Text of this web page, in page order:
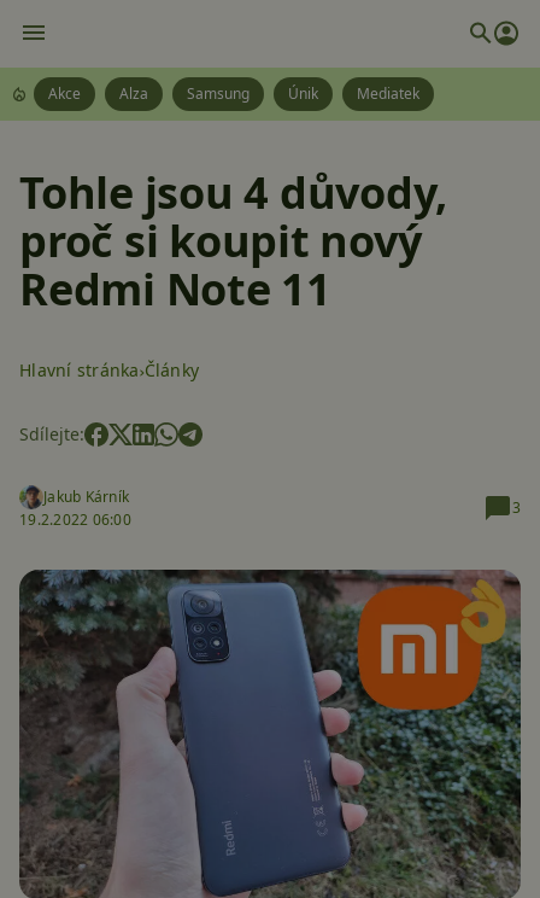
Akce Alza Samsung Únik Mediatek
Tohle jsou 4 důvody,
proč si koupit nový
Redmi Note 11
Hlavní stránka Články
Sdílejte:
Jakub Kárník
19.2.2022 06:00
3